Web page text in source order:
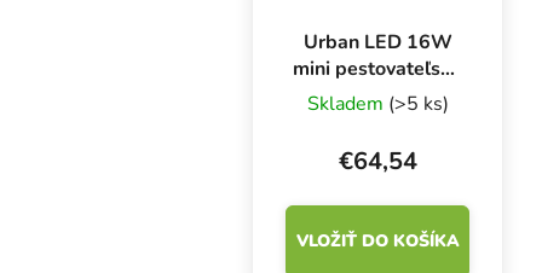
Urban LED 16W
mini pestovateľská
súprava pre
mikrozeleninu
6400K
Skladem (>5 ks)
€64,54
VLOŽIŤ DO KOŠÍKA